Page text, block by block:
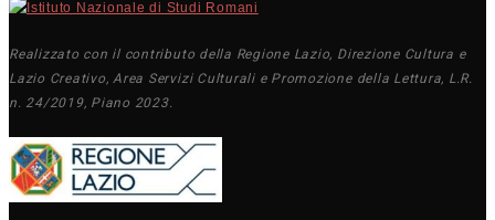
Realizzato con il contributo della Regione Lazio, Direzione Cultura e
Lazio Creativo, Area Servizi Culturali e Promozione della Lettura, L.R.
n. 24/2019, Piano 2023.